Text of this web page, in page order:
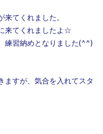
てくれました。
来てくれましたよ☆
練習納めとなりました(^^)
ますが、気合を入れてスタ